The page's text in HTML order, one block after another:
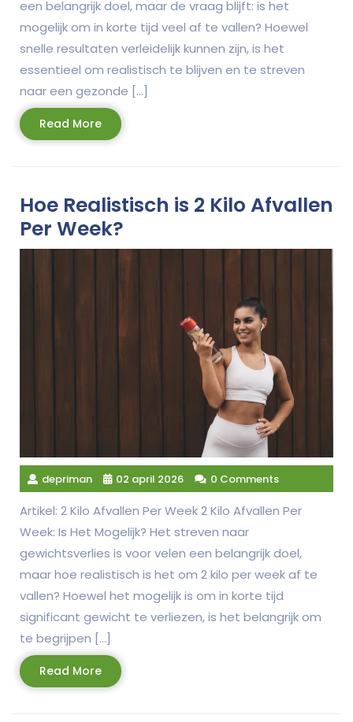
een belangrijk doel, maar de vraag blijft: is het
mogelijk om in korte tijd veel af te vallen? Hoewel
snelle resultaten verleidelijk kunnen zijn, is het
essentieel om realistisch te blijven en te streven
naar een gezonde […]
Read MoreRead
More
Hoe Realistisch is 2 Kilo Afvallen
Per Week?
depriman 02 april 2026 0 Comments
Artikel: 2 Kilo Afvallen Per Week 2 Kilo Afvallen Per
Week: Is Het Mogelijk? Het streven naar
gewichtsverlies is voor velen een belangrijk doel,
maar hoe realistisch is het om 2 kilo per week af te
vallen? Hoewel het mogelijk is om in korte tijd
significant gewicht te verliezen, is het belangrijk om
te begrijpen […]
Read MoreRead
More